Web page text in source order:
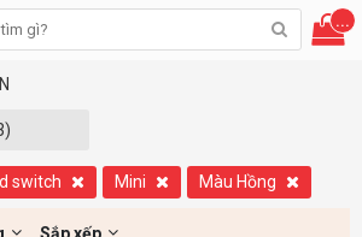
...
switch Mini Màu Hồng